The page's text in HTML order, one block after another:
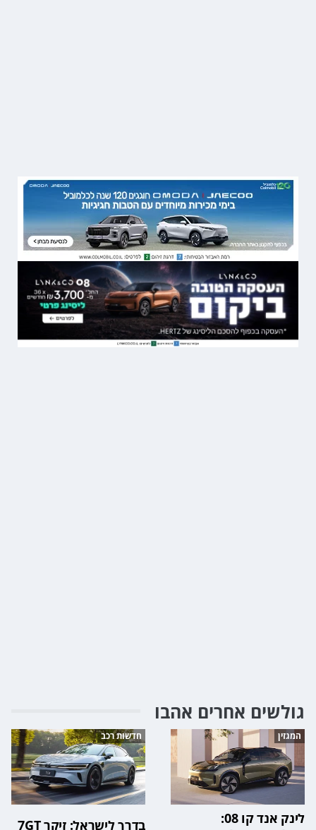
גולשים אחרים אהבו
המגזין
לינק אנד קו 08:
חדשות רכב
בדרך לישראל: זיקר 7GT